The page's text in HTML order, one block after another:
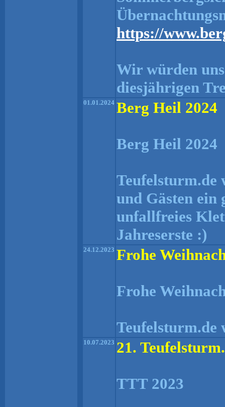
https://
Wir würden
diesjährigen
01.01.2024 Berg Heil 2024
Berg Heil 2024
Teufelsturm.de
und Gästen ein
unfallfreies
Jahreserste :)
24.12.2023 Frohe
Frohe
Teufelsturm.de
10.07.2023 21.
TTT 2023